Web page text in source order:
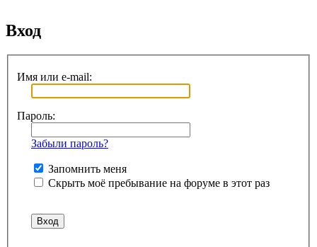
Вход
Имя или e-mail:
Пароль:
Забыли пароль?
Запомнить меня
Скрыть моё пребывание на форуме в этот раз